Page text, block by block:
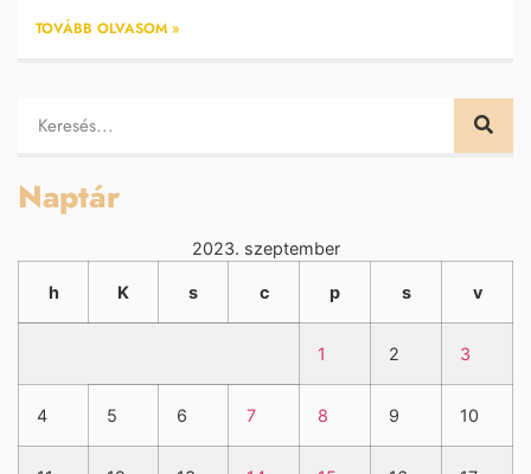
TOVÁBB OLVASOM »
Naptár
2023. szeptember
h K s c p s v
1 2 3
4 5 6 7 8 9 10